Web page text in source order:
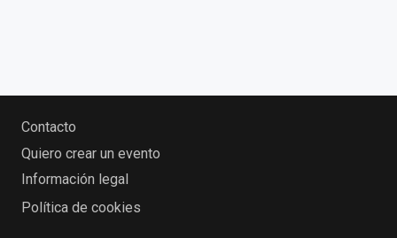
Contacto
Quiero crear un evento
Información legal
Política de cookies